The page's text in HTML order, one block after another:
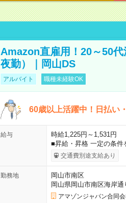
Amazon直雇用！20～50
夜勤）｜岡山DS
アルバイト 職種未経験OK
60歳以上活躍中！日払い
給与
時給1,225円～1,531円
■昇給・昇格 一定の条
交通費別途支給あり
勤務地
岡山市南区
岡山県岡山市南区海岸通
アマゾンジャパン合同